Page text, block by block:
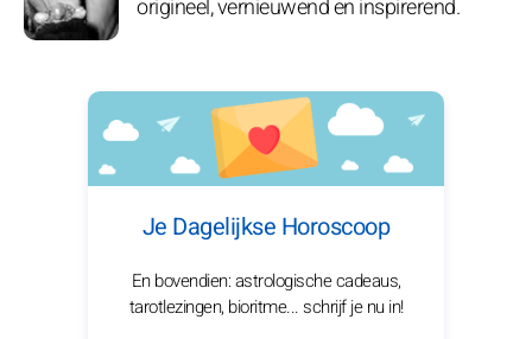
origineel, vernieuwend en inspirerend.
Je Dagelijkse Horoscoop
En bovendien: astrologische cadeaus,
tarotlezingen, bioritme... schrijf je nu in!